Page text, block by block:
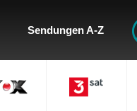
Sendungen A-Z